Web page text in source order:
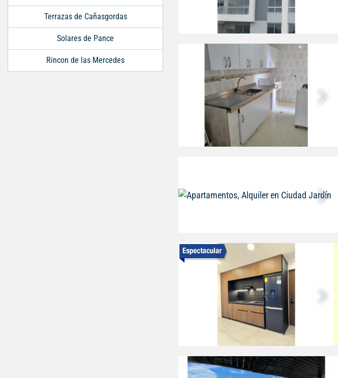
Terrazas de Cañasgordas
Solares de Pance
Rincon de las Mercedes